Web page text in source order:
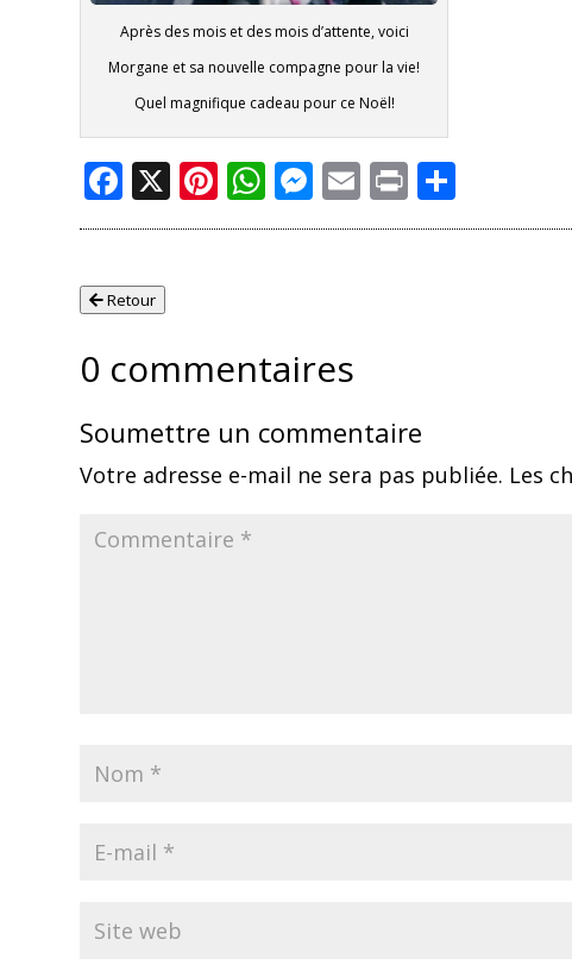
Après des mois et des mois d’attente, voici
Morgane et sa nouvelle compagne pour la vie!
Quel magnifique cadeau pour ce Noël!
Facebook
X Pinterest
WhatsApp
Messenger
Email
Print
Retour
0 commentaires
Soumettre un commentaire
Votre adresse e-mail ne sera pas publiée. Les